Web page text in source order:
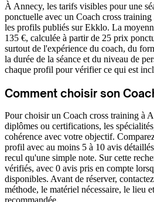
À Annecy, les tarifs visibles pour une
ponctuelle avec un Coach cross
les profils publiés sur Ekklo. La
135 €, calculée à partir de 25 prix
surtout de l'expérience du coach, du
la durée de la séance et du niveau de
chaque profil pour vérifier ce qui est
Comment choisir son
Pour choisir un Coach cross training à
diplômes ou certifications, les
cohérence avec votre objectif.
profil avec au moins 5 à 10 avis
recul qu'une simple note. Sur cette
vérifiés, avec 0 avis pris en compte
disponibles. Avant de réserver,
méthode, le matériel nécessaire, le lieu